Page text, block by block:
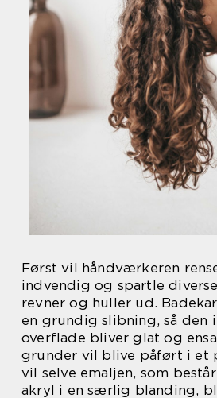
Først vil håndværkeren
indvendig og spartle
revner og huller ud.
en grundig slibning, så den
overflade bliver glat og
grunder vil blive påført i et
vil selve emaljen, som
akryl i en særlig blanding,